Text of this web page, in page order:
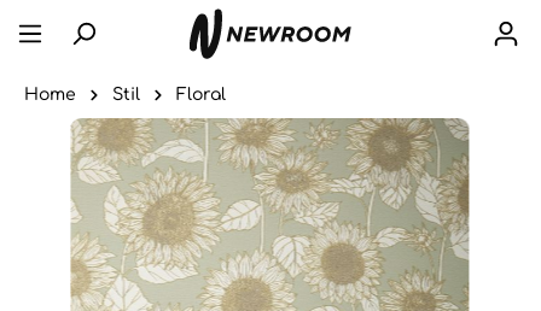
Home Stil Floral